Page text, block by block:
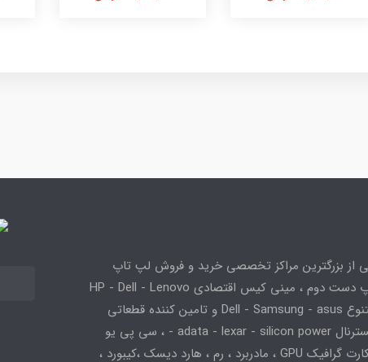
از بزرگترین مراکز تخصصی خرید و فروش لپ تاپ
استوک و لپ تاپ دست دوم ، مینی کیس اقتصادی HP - Dell - Lenovo
، مانیتور های متنوع Dell - Samsung - asus و تامین کننده قطعاتی
همچون هارد اکسترنال adata - lexar - silicon power - ، سی پی یو
CPU پردازنده ، کارت گرافیک GPU ، مادربرد ، رم ، هارد دیسک ،کیبورد ،